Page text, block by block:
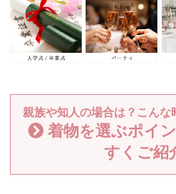
親族や知人の場合は？こんな
着物を選ぶポイ
すくご紹